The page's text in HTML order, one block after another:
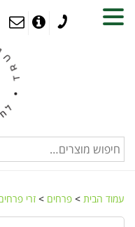
עמוד הבית > פרחים > זרי